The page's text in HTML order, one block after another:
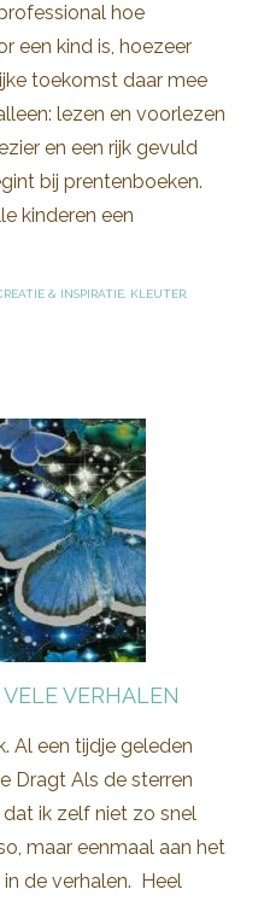
hoe
een kind is, hoezeer
toekomst daar mee
lezen en voorlezen
en een rijk gevuld
bij prentenboeken.
kinderen een
& INSPIRATIE KLEUTER
VERHALEN
Al een tijdje geleden
Dragt Als de sterren
ik zelf niet zo snel
maar eenmaal aan het
de verhalen. Heel